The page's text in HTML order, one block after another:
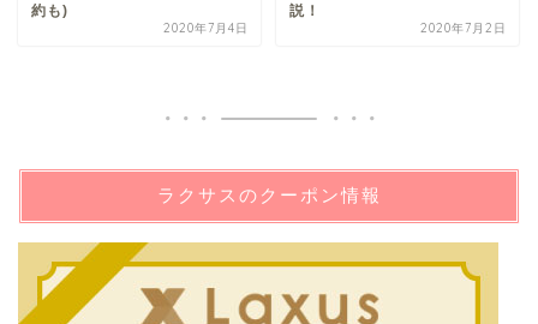
約も)
2020年7月4日
説！
2020年7月2日
ラクサスのクーポン情報